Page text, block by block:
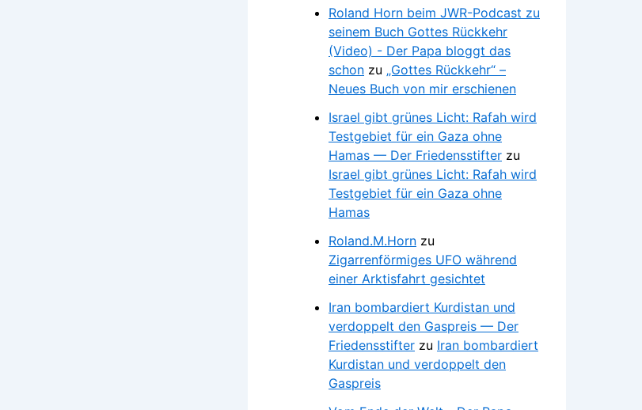
Roland Horn beim JWR-Podcast zu
seinem Buch Gottes Rückkehr
(Video) - Der Papa bloggt das
schon zu „Gottes Rückkehr“ –
Neues Buch von mir erschienen
Israel gibt grünes Licht: Rafah wird
Testgebiet für ein Gaza ohne
Hamas — Der Friedensstifter zu
Israel gibt grünes Licht: Rafah wird
Testgebiet für ein Gaza ohne
Hamas
Roland.M.Horn zu
Zigarrenförmiges UFO während
einer Arktisfahrt gesichtet
Iran bombardiert Kurdistan und
verdoppelt den Gaspreis — Der
Friedensstifter zu Iran bombardiert
Kurdistan und verdoppelt den
Gaspreis